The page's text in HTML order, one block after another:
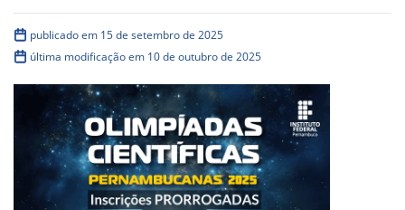
publicado em 15 de setembro de 2025
última modificação em 10 de outubro de 2025